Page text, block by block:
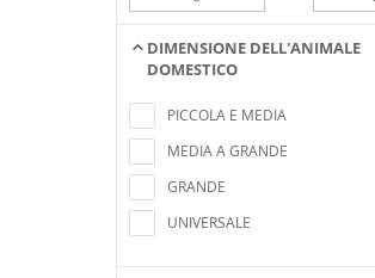
DIMENSIONE DELL'ANIMALE
DOMESTICO
criteri di ricerca
PICCOLA E MEDIA
MEDIA A GRANDE
GRANDE
UNIVERSALE